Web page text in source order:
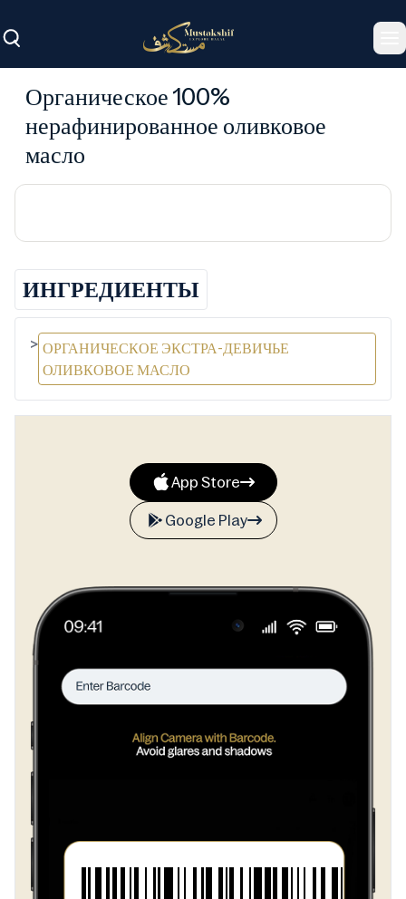
Органическое 100%
нерафинированное оливковое
масло
ИНГРЕДИЕНТЫ
> ОРГАНИЧЕСКОЕ ЭКСТРА-ДЕВИЧЬЕ
ОЛИВКОВОЕ МАСЛО
App Store
Google Play